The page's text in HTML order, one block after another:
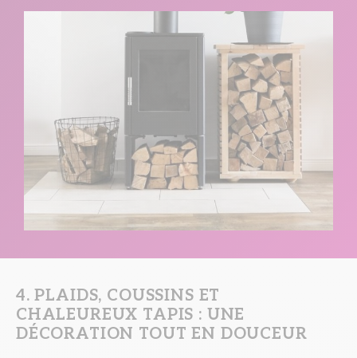
4. PLAIDS, COUSSINS ET
CHALEUREUX TAPIS : UNE
DÉCORATION TOUT EN DOUCEUR